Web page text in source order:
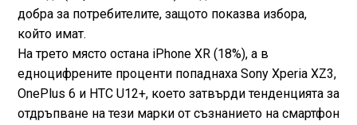
добра за потребителите, защото показва избора,
който имат.
На трето място остана iPhone XR (18%), а в
едноцифрените проценти попаднаха Sony Xperia XZ3,
OnePlus 6 и HTC U12+, което затвърди тенденцията за
отдръпване на тези марки от съзнанието на смартфон